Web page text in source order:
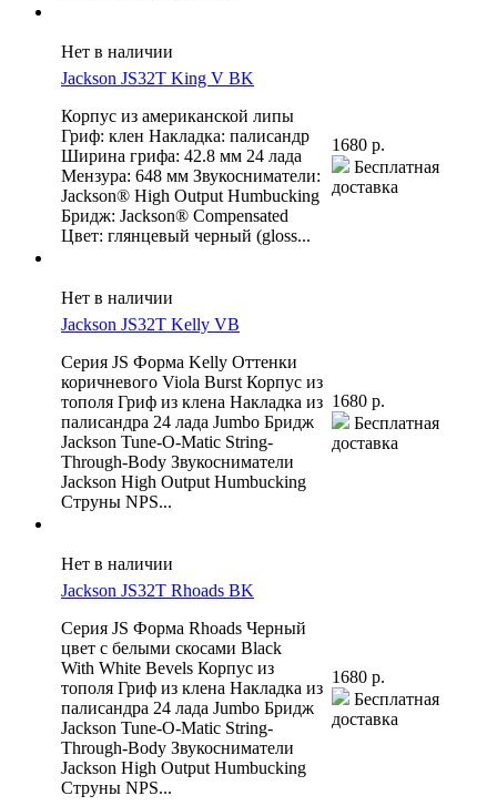
Нет в наличии
Jackson JS32T King V BK
Корпус из американской липы
Гриф: клен Накладка: палисандр
Ширина грифа: 42.8 мм 24 лада
Мензура: 648 мм Звукосниматели:
Jackson® High Output Humbucking
Бридж: Jackson® Compensated
Цвет: глянцевый черный (gloss...
1680 р.
Бесплатная
доставка
Нет в наличии
Jackson JS32T Kelly VB
Серия JS Форма Kelly Оттенки
коричневого Viola Burst Корпус из
тополя Гриф из клена Накладка из
палисандра 24 лада Jumbo Бридж
Jackson Tune-O-Matic String-
Through-Body Звукосниматели
Jackson High Output Humbucking
Струны NPS...
1680 р.
Бесплатная
доставка
Нет в наличии
Jackson JS32T Rhoads BK
Серия JS Форма Rhoads Черный
цвет с белыми скосами Black
With White Bevels Корпус из
тополя Гриф из клена Накладка из
палисандра 24 лада Jumbo Бридж
Jackson Tune-O-Matic String-
Through-Body Звукосниматели
Jackson High Output Humbucking
Струны NPS...
1680 р.
Бесплатная
доставка